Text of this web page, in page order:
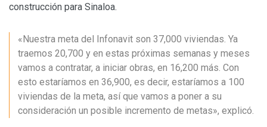
construcción para Sinaloa.
«Nuestra meta del Infonavit son 37,000 viviendas. Ya
traemos 20,700 y en estas próximas semanas y meses
vamos a contratar, a iniciar obras, en 16,200 más. Con
esto estaríamos en 36,900, es decir, estaríamos a 100
viviendas de la meta, así que vamos a poner a su
consideración un posible incremento de metas», explicó.